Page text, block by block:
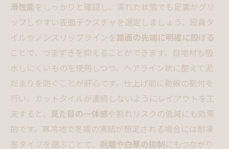
滑性能をしっかりと確認し、濡れた状態でも足裏がグリ
ップしやすい表面テクスチャを選定しましょう。段鼻タ
イルやノンスリップラインを踏面の先端に明確に設ける
ことで、つまずきを抑えることができます。目地材も吸
水しにくいものを使用しつつ、ヘアライン状に整えて泥
だまりを防ぐことが肝心です。仕上げ前に動線の割付を
行い、カットタイルが連続しないようにレイアウトを工
夫すると、 見た目の一体感や割れリスクの低減にも効果
的です。寒冷地で冬場の凍結が想定される場合には耐凍
害タイプを選ぶことで、 剥離や白華の抑制にもつながり